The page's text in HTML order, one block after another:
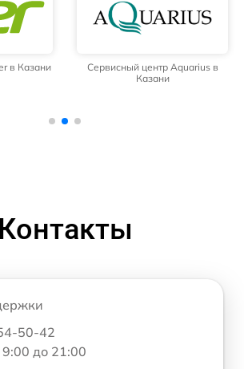
в Казани
Сервисный центр Aquarius в
Казани
Контакты
50-42
до 21:00